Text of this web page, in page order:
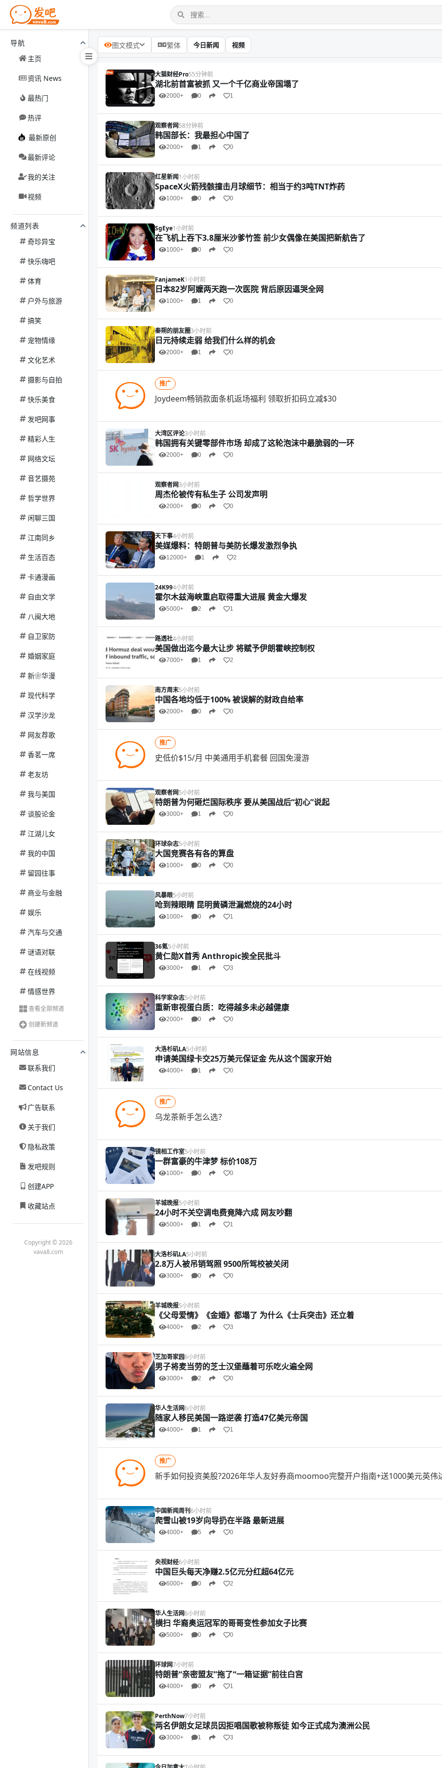
导航
主页
资讯 News
最热门
热评
最新原创
最新评论
我的关注
视频
频道列表
奇珍异宝
快乐嗨吧
体育
户外与旅游
搞笑
宠物情缘
文化艺术
摄影与自拍
快乐美食
发吧网事
精彩人生
网络文坛
音艺摄苑
哲学世界
闲聊三国
江南同乡
生活百态
卡通漫画
自由文学
八闽大地
自卫家防
婚姻家庭
新❀华漫
现代科学
汉学沙龙
网友荐歌
香茗一席
老友坊
我与美国
谈股论金
江湖儿女
我的中国
留园往事
商业与金融
娱乐
汽车与交通
谜语对联
在线视频
情感世界
查看全部频道
创建新频道
网站信息
联系我们
Contact Us
广告联系
关于我们
隐私政策
发吧规则
创建APP
收藏站点
Copyright © 2026
vava8.com
图文模式 繁体 今日新闻 视频
大猫财经Pro55分钟前
湖北前首富被抓 又一个千亿商业帝国塌了
2000+ 0 1
观察者网58分钟前
韩国部长：我最担心中国了
2000+ 1 0
红星新闻1小时前
SpaceX火箭残骸撞击月球细节：相当于约3吨TNT炸药
1000+ 0 0
SgEye1小时前
在飞机上吞下3.8厘米沙爹竹签 前少女偶像在美国把新航告了
1000+ 0 0
FanjameK1小时前
日本82岁阿嬤两天跑一次医院 背后原因逼哭全网
1000+ 1 0
秦朔的朋友圈3小时前
日元持续走弱 给我们什么样的机会
2000+ 1 0
推广
Joydeem畅销款面条机返场福利 领取折扣码立减$30
大湾区评论3小时前
韩国拥有关键零部件市场 却成了这轮泡沫中最脆弱的一环
2000+ 0 0
观察者网3小时前
周杰伦被传有私生子 公司发声明
2000+ 0 0
天下事4小时前
美媒爆料：特朗普与美防长爆发激烈争执
12000+ 1 2
24K994小时前
霍尔木兹海峡重启取得重大进展 黄金大爆发
5000+ 2 1
路透社4小时前
美国做出迄今最大让步 将赋予伊朗霍峡控制权
7000+ 1 2
南方周末5小时前
中国各地均低于100% 被误解的财政自给率
2000+ 0 0
推广
史低价$15/月 中美通用手机套餐 回国免漫游
观察者网5小时前
特朗普为何砸烂国际秩序 要从美国战后“初心”说起
3000+ 1 0
环球杂志5小时前
大国竞赛各有各的算盘
1000+ 0 0
风暴眼5小时前
呛到辣眼睛 昆明黄磷泄漏燃烧的24小时
1000+ 0 1
36氪5小时前
黄仁勋X首秀 Anthropic挨全民批斗
3000+ 1 3
科学家杂志5小时前
重新审视蛋白质：吃得越多未必越健康
2000+ 0 0
大洛杉矶LA5小时前
申请美国绿卡交25万美元保证金 先从这个国家开始
4000+ 1 0
推广
乌龙茶新手怎么选？
镜相工作室5小时前
一群富豪的牛津梦 标价108万
1000+ 0 0
羊城晚报5小时前
24小时不关空调电费竟降六成 网友吵翻
5000+ 1 1
大洛杉矶LA5小时前
2.8万人被吊销驾照 9500所驾校被关闭
3000+ 0 0
羊城晚报5小时前
《父母爱情》《金婚》都塌了 为什么《士兵突击》还立着
4000+ 2 3
芝加哥家园6小时前
男子将麦当劳的芝士汉堡蘸着可乐吃火遍全网
3000+ 2 0
华人生活网6小时前
随家人移民美国一路逆袭 打造47亿美元帝国
4000+ 1 1
推广
新手如何投资美股?2026年华人友好券商moomoo完整开户指南+送1000美元英伟
中国新闻周刊6小时前
爬雪山被19岁向导扔在半路 最新进展
4000+ 5 0
央视财经6小时前
中国巨头每天净赚2.5亿元分红超64亿元
6000+ 0 2
华人生活网6小时前
横扫 华裔奥运冠军的哥哥变性参加女子比赛
5000+ 0 0
环球网7小时前
特朗普“亲密盟友”拖了“一箱证据”前往白宫
4000+ 0 1
PerthNow7小时前
两名伊朗女足球员因拒唱国歌被称叛徒 如今正式成为澳洲公民
3000+ 1 3